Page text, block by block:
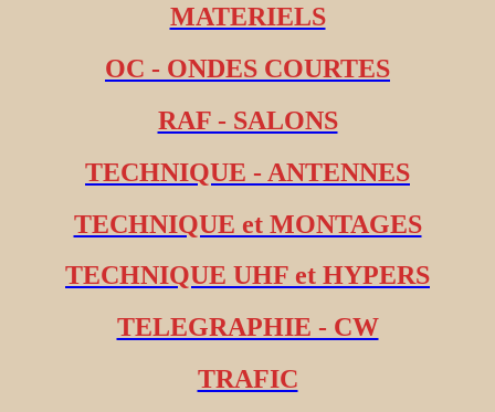
MATERIELS
OC - ONDES COURTES
RAF - SALONS
TECHNIQUE - ANTENNES
TECHNIQUE et MONTAGES
TECHNIQUE UHF et HYPERS
TELEGRAPHIE - CW
TRAFIC